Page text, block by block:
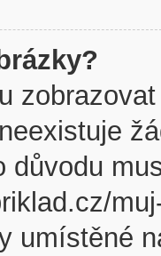
důvodu
umístěné